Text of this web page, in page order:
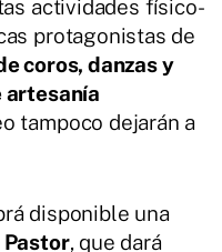
actividades físico-
protagonistas de
coros, danzas y
artesanía
tampoco dejarán a
disponible una
Pastor, que dará